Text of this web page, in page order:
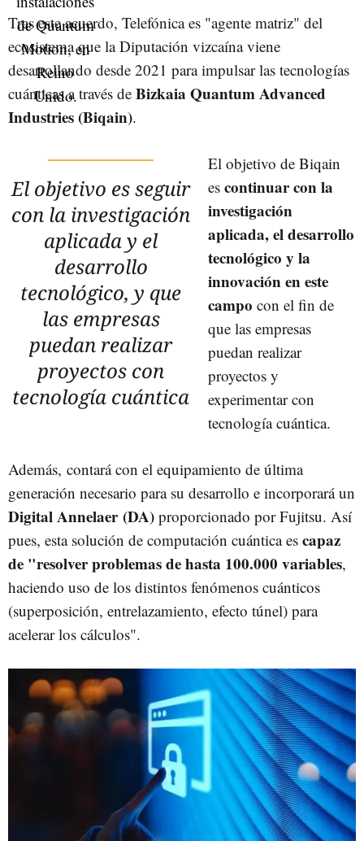
Tras este acuerdo, Telefónica es "agente matriz" del
ecosistema que la Diputación vizcaína viene
desarrollando desde 2021 para impulsar las tecnologías
cuánticas a través de Bizkaia Quantum Advanced
Industries (Biqain).
El objetivo es seguir
con la investigación
aplicada y el
desarrollo
tecnológico, y que
las empresas
puedan realizar
proyectos con
tecnología cuántica
El objetivo de Biqain
es continuar con la
investigación
aplicada, el desarrollo
tecnológico y la
innovación en este
campo con el fin de
que las empresas
puedan realizar
proyectos y
experimentar con
tecnología cuántica.
Además, contará con el equipamiento de última
generación necesario para su desarrollo e incorporará un
Digital Annelaer (DA) proporcionado por Fujitsu. Así
pues, esta solución de computación cuántica es capaz
de "resolver problemas de hasta 100.000 variables,
haciendo uso de los distintos fenómenos cuánticos
(superposición, entrelazamiento, efecto túnel) para
acelerar los cálculos".